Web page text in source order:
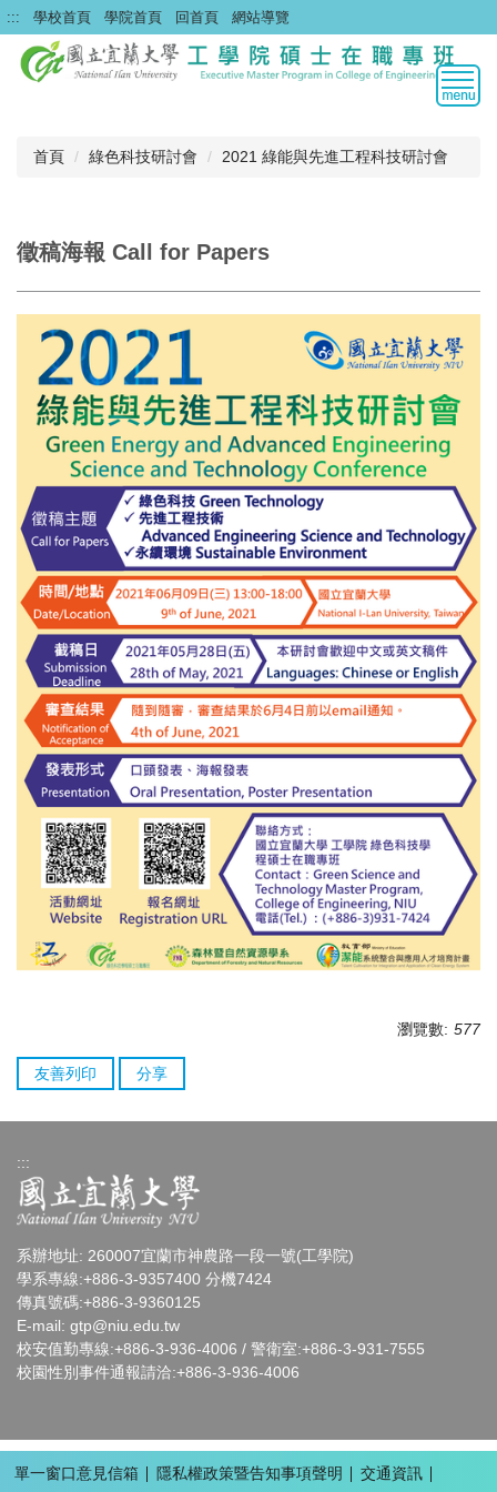
跳
到
主
::: 學校首頁 學院首頁 回首頁 網站導覽
首頁 綠色科技研討會 2021 綠能與先進工程科技研討會
徵稿海報 Call for Papers
瀏覽數: 577
友善列印 分享
:::
系辦地址: 260007宜蘭市神農路一段一號(工學院)
學系專線:+886-3-9357400 分機7424
傳真號碼:+886-3-9360125
E-mail: gtp@niu.edu.tw
校安值勤專線:+886-3-936-4006 / 警衛室:+886-3-931-7555
校園性別事件通報請洽:+886-3-936-4006
單一窗口意見信箱 隱私權政策暨告知事項聲明 交通資訊